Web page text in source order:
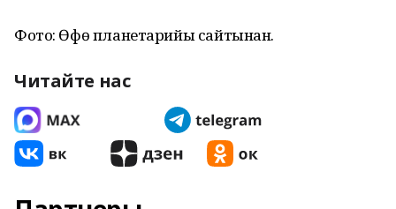
Фото: Өфө планетарийы сайтынан.
Читайте нас